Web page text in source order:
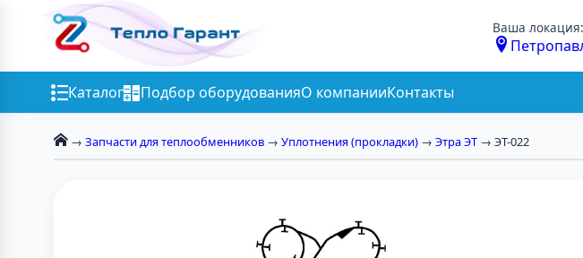
Ваша локация:
Каталог Подбор оборудованияО компанииКонтакты
→ Запчасти для теплообменников → Уплотнения (прокладки) → Этра ЭТ → ЭТ-022